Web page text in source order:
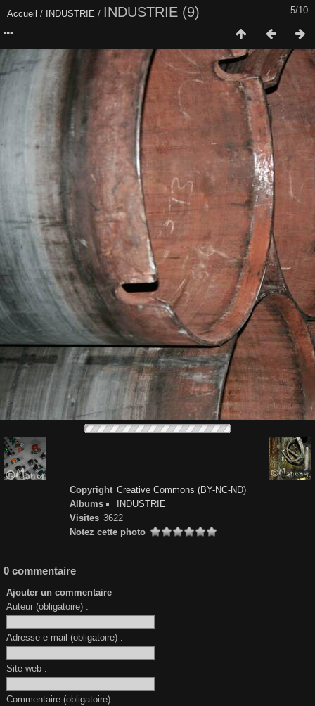
5/10
Accueil / INDUSTRIE / INDUSTRIE (9)
Copyright Creative Commons (BY-NC-ND)
Albums
INDUSTRIE
Visites 3622
Notez cette photo
0 commentaire
Ajouter un commentaire
Auteur (obligatoire) :
Adresse e-mail (obligatoire) :
Site web :
Commentaire (obligatoire) :